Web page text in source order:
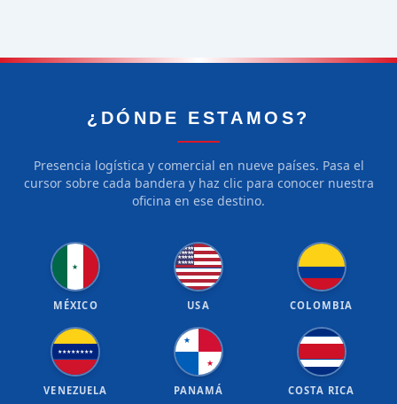
¿DÓNDE ESTAMOS?
Presencia logística y comercial en nueve países. Pasa el
cursor sobre cada bandera y haz clic para conocer nuestra
oficina en ese destino.
★
MÉXICO
★★★★★
★★★★★
★★★★★
★★★★★
USA COLOMBIA
★★★★★★★★
VENEZUELA
★
★
PANAMÁ COSTA RICA